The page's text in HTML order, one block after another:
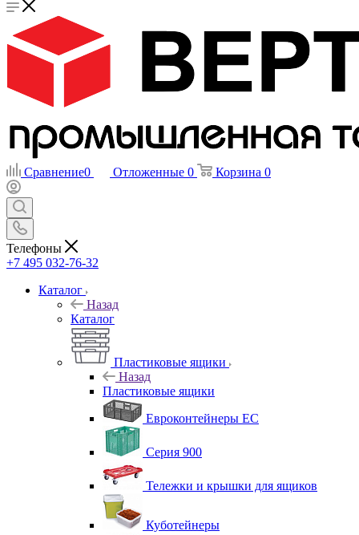
Сравнение0 Отложенные 0 Корзина 0
Телефоны
+7 495 032-76-32
Каталог
Назад
Каталог
Пластиковые ящики
Назад
Пластиковые ящики
Евроконтейнеры ЕС
Серия 900
Тележки и крышки для ящиков
Куботейнеры